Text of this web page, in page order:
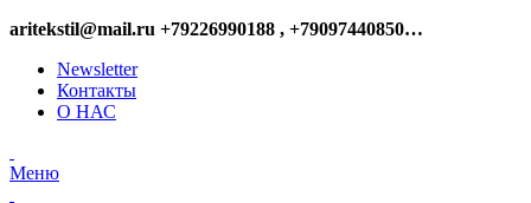
aritekstil@mail.ru +79226990188 , +79097440850…
Newsletter
Контакты
О НАС
Меню